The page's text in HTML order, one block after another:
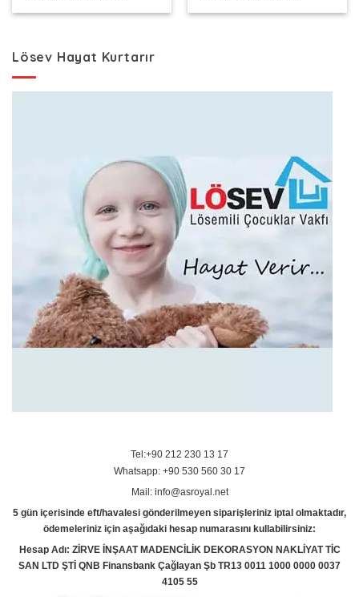
Lösev Hayat Kurtarır
Tel:+90 212 230 13 17
Whatsapp: +90 530 560 30 17
Mail: info@asroyal.net
5 gün içerisinde eft/havalesi gönderilmeyen siparişleriniz iptal olmaktadır,
ödemeleriniz için aşağıdaki hesap numarasını kullabilirsiniz:
Hesap Adı: ZİRVE İNŞAAT MADENCİLİK DEKORASYON NAKLİYAT TİC
SAN LTD ŞTİ QNB Finansbank Çağlayan Şb TR13 0011 1000 0000 0037
4105 55